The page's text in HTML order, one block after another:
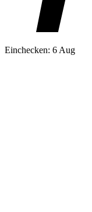
Einchecken: 6 Aug